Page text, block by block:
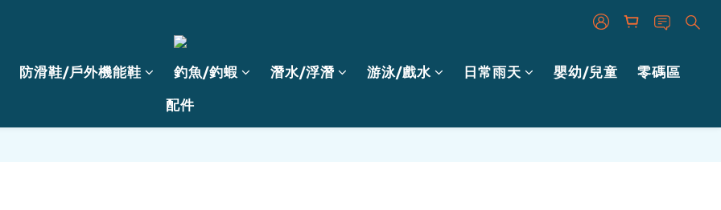
防滑鞋/戶外機能鞋 釣魚/釣蝦 潛水/浮潛 游泳/戲水 日常雨天 嬰幼/兒童 零碼區
配件